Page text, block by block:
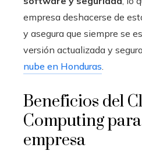
empresa deshacerse de
y asegura que siempre se
versión actualizada y
nube en Honduras
Beneficios del
Computing
empresa